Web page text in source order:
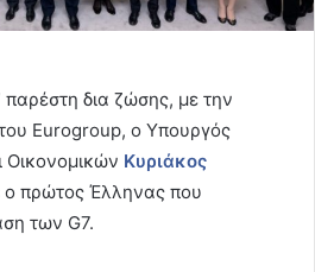
δια ζώσης, με την
Eurogroup, ο Υπουργός
Οικονομικών Κυριάκος
ο πρώτος Έλληνας που
των G7.